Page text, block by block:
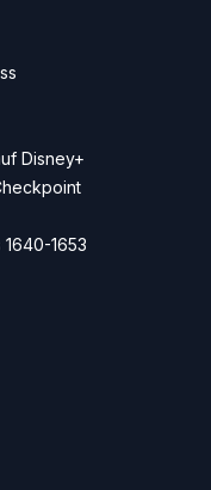
Disney+
1653